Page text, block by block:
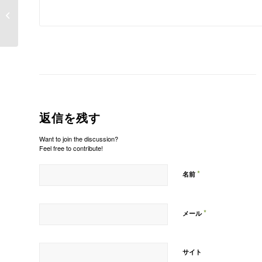
返信を残す
Want to join the discussion?
Feel free to contribute!
名前 *
メール*
サイト